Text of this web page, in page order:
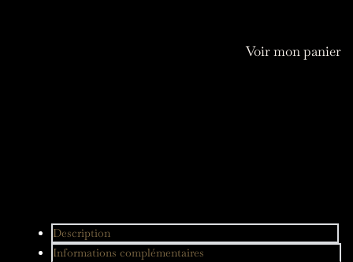
Voir mon panier
Description
Informations complémentaires